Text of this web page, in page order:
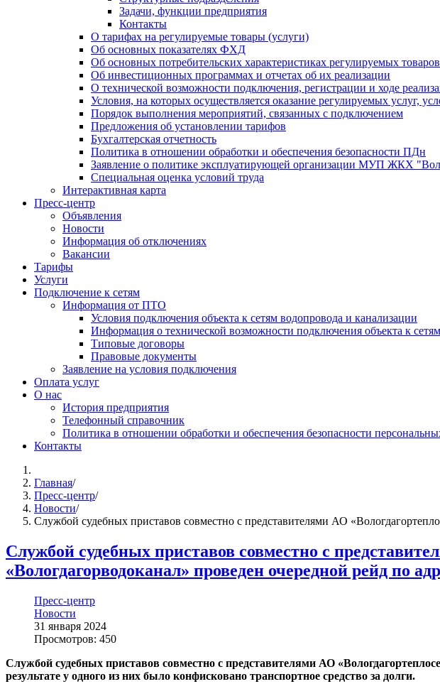
Задачи, функции предприятия
Контакты
О тарифах на регулируемые товары (услуги)
Об основных показателях ФХД
Об основных потребительских характеристиках регулируемых
Об инвестиционных программах и отчетах об их реализации
О технической возможности подключения, регистрации и ходе
Условия, на которых осуществляется оказание регулируемых услуг,
Порядок выполнения мероприятий, связанных с подключением
Предложения об установлении тарифов
Бухгалтерская отчетность
Политика в отношении обработки и обеспечения безопасности ПДн
Заявление о политике эксплуатирующей организации МУП ЖКХ
Специальная оценка условий труда
Интерактивная карта
Пресс-центр
Объявления
Новости
Информация об отключениях
Вакансии
Тарифы
Услуги
Подключение к сетям
Информация от ПТО
Условия подключения объекта к сетям водопровода и канализации
Информация о технической возможности подключения объекта к
Типовые договоры
Правовые документы
Заявление на условия подключения
Оплата услуг
О нас
История предприятия
Телефонный справочник
Политика в отношении обработки и обеспечения безопасности
Контакты
Главная/
Пресс-центр/
Новости/
Службой судебных приставов совместно с представителями АО
Службой судебных приставов совместно с
«Вологдагорводоканал» проведен очередной рейд по
Пресс-центр
Новости
31 января 2024
Просмотров: 450
Службой судебных приставов совместно с представителями АО
результате у одного из них было конфисковано транспортное средство за долги.